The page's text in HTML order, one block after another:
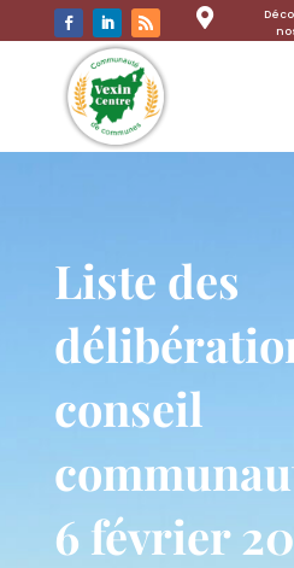

Liste des
conseil
6 février